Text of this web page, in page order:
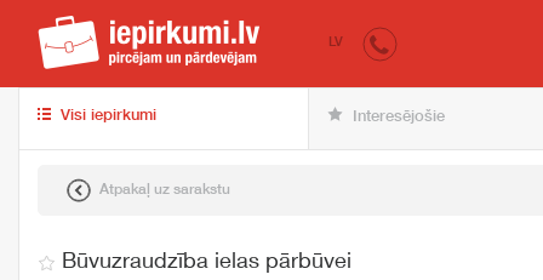
iepirkumi.lv
LV
Visi iepirkumi Interesējošie
Atpakaļ uz sarakstu
Būvuzraudzība ielas pārbūvei